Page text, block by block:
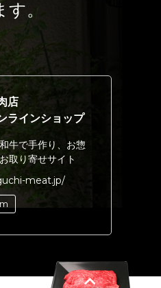
。
店
ラインショップ
牛で手作り、お惣
取り寄せサイト
meat.jp/